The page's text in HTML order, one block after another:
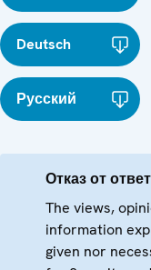
Deutsch
Русский
Отказ от
The views,
information
given nor